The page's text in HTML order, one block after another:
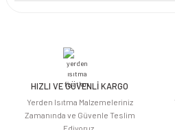
iletebilirsiniz.
Görüş ve önerileriniz için teşekkür ederiz.
Ürün açıklamasında eksik bilgiler
HIZLI VE GÜVENLİ KARGO
Yerden Isıtma Malzemeleriniz
Zamanında ve Güvenle Teslim
Ediyoruz.